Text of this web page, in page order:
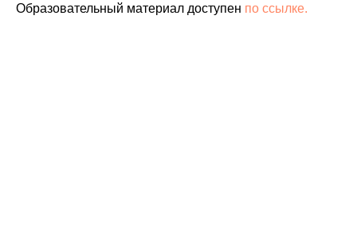
Образовательный материал доступен по ссылке.